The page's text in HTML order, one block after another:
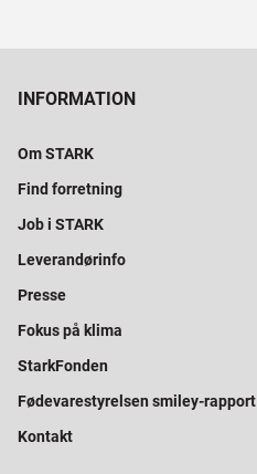
INFORMATION
Om STARK
Find forretning
Job i STARK
Leverandørinfo
Presse
Fokus på klima
StarkFonden
Fødevarestyrelsen smiley-rapport
Kontakt